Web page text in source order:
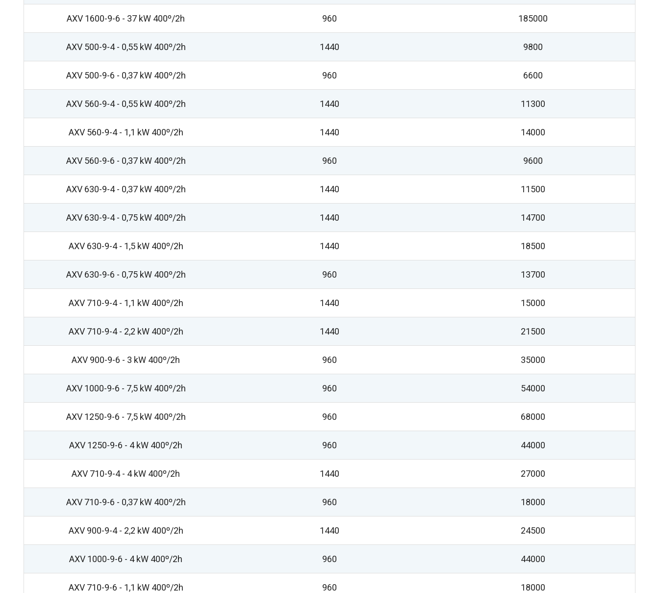
AXV 1600-9-6 - 37 kW 400º/2h 960 185000
AXV 500-9-4 - 0,55 kW 400º/2h 1440 9800
AXV 500-9-6 - 0,37 kW 400º/2h 960 6600
AXV 560-9-4 - 0,55 kW 400º/2h 1440 11300
AXV 560-9-4 - 1,1 kW 400º/2h 1440 14000
AXV 560-9-6 - 0,37 kW 400º/2h 960 9600
AXV 630-9-4 - 0,37 kW 400º/2h 1440 11500
AXV 630-9-4 - 0,75 kW 400º/2h 1440 14700
AXV 630-9-4 - 1,5 kW 400º/2h 1440 18500
AXV 630-9-6 - 0,75 kW 400º/2h 960 13700
AXV 710-9-4 - 1,1 kW 400º/2h 1440 15000
AXV 710-9-4 - 2,2 kW 400º/2h 1440 21500
AXV 900-9-6 - 3 kW 400º/2h 960 35000
AXV 1000-9-6 - 7,5 kW 400º/2h 960 54000
AXV 1250-9-6 - 7,5 kW 400º/2h 960 68000
AXV 1250-9-6 - 4 kW 400º/2h 960 44000
AXV 710-9-4 - 4 kW 400º/2h 1440 27000
AXV 710-9-6 - 0,37 kW 400º/2h 960 18000
AXV 900-9-4 - 2,2 kW 400º/2h 1440 24500
AXV 1000-9-6 - 4 kW 400º/2h 960 44000
AXV 710-9-6 - 1,1 kW 400º/2h 960 18000